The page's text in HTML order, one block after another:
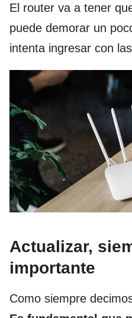
El router va a tener
puede demorar un
intenta ingresar con
Actualizar,
importante
Como siempre